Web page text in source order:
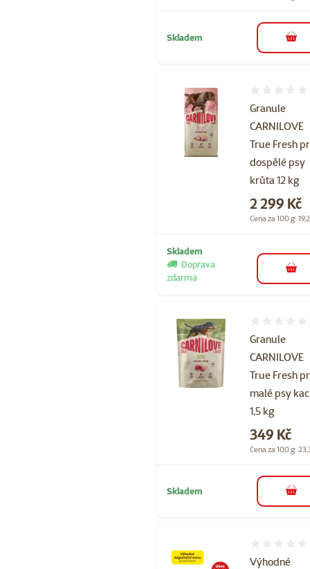
Skladem do
Granule
CARNILOVE
True Fresh
dospělé psy
krůta 12 kg
Cena
2 299 Kč
Cena za 100 g:
Skladem
Doprava
zdarma
do
Granule
CARNILOVE
True Fresh
malé psy
1,5 kg
Cena
349 Kč
Cena za 100 g:
Skladem do
Výhodné